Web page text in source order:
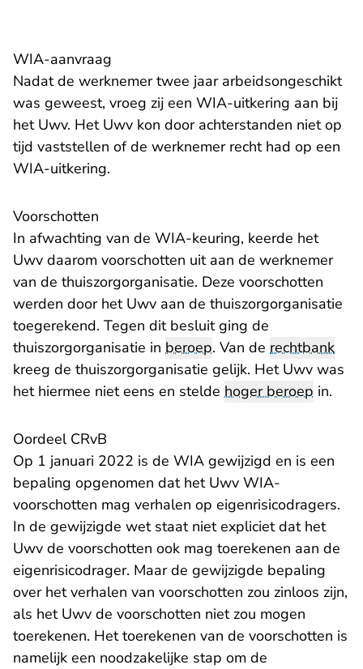
WIA-aanvraag
Nadat de werknemer twee jaar arbeidsongeschikt
was geweest, vroeg zij een WIA-uitkering aan bij
het Uwv. Het Uwv kon door achterstanden niet op
tijd vaststellen of de werknemer recht had op een
WIA-uitkering.
Voorschotten
In afwachting van de WIA-keuring, keerde het
Uwv daarom voorschotten uit aan de werknemer
van de thuiszorgorganisatie. Deze voorschotten
werden door het Uwv aan de thuiszorgorganisatie
toegerekend. Tegen dit besluit ging de
thuiszorgorganisatie in beroep. Van de rechtbank
kreeg de thuiszorgorganisatie gelijk. Het Uwv was
het hiermee niet eens en stelde hoger beroep in.
Oordeel CRvB
Op 1 januari 2022 is de WIA gewijzigd en is een
bepaling opgenomen dat het Uwv WIA-
voorschotten mag verhalen op eigenrisicodragers.
In de gewijzigde wet staat niet expliciet dat het
Uwv de voorschotten ook mag toerekenen aan de
eigenrisicodrager. Maar de gewijzigde bepaling
over het verhalen van voorschotten zou zinloos zijn,
als het Uwv de voorschotten niet zou mogen
toerekenen. Het toerekenen van de voorschotten is
namelijk een noodzakelijke stap om de